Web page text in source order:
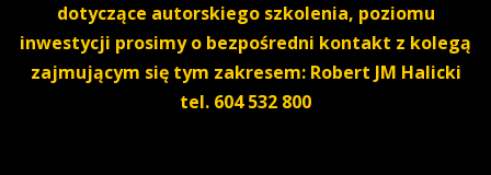
dotyczące autorskiego szkolenia, poziomu
inwestycji prosimy o bezpośredni kontakt z kolegą
zajmującym się tym zakresem: Robert JM Halicki
tel. 604 532 800